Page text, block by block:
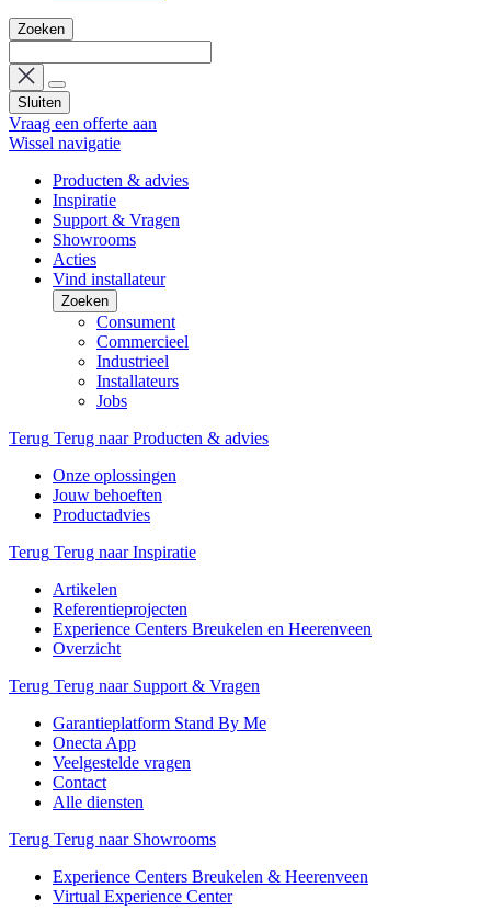
Zoeken
Sluiten
Vraag een offerte aan
Wissel navigatie
Producten & advies
Inspiratie
Support & Vragen
Showrooms
Acties
Vind installateur
Zoeken
Consument
Commercieel
Industrieel
Installateurs
Jobs
Terug Terug naar Producten & advies
Onze oplossingen
Jouw behoeften
Productadvies
Terug Terug naar Inspiratie
Artikelen
Referentieprojecten
Experience Centers Breukelen en Heerenveen
Overzicht
Terug Terug naar Support & Vragen
Garantieplatform Stand By Me
Onecta App
Veelgestelde vragen
Contact
Alle diensten
Terug Terug naar Showrooms
Experience Centers Breukelen & Heerenveen
Virtual Experience Center